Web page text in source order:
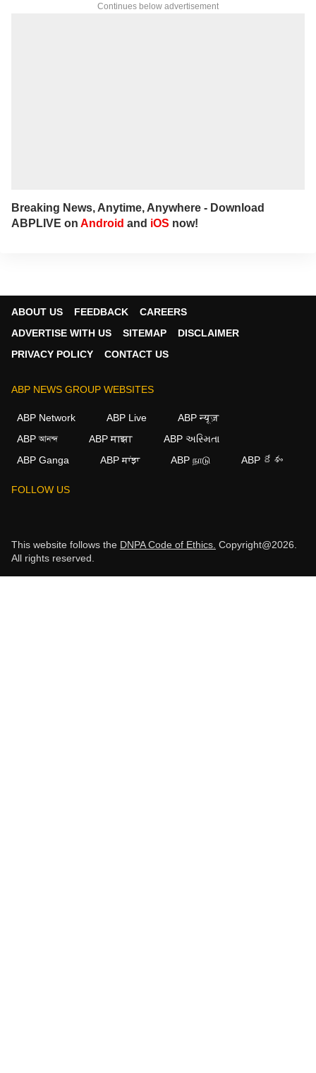
Continues below advertisement
Breaking News, Anytime, Anywhere - Download
ABPLIVE on Android and iOS now!
ABOUT US FEEDBACK
CAREERS
ADVERTISE WITH US
SITEMAP
DISCLAIMER
PRIVACY POLICY
CONTACT US
ABP NEWS GROUP WEBSITES
ABP Network ABP Live
ABP न्यूज़
ABP আনন্দ
ABP माझा
ABP અસ્મિતા
ABP Ganga
ABP ਸਾਂਝਾ ABP நாடு ABP దేశం
FOLLOW US
This website follows the DNPA Code of Ethics. Copyright@2026.
All rights reserved.